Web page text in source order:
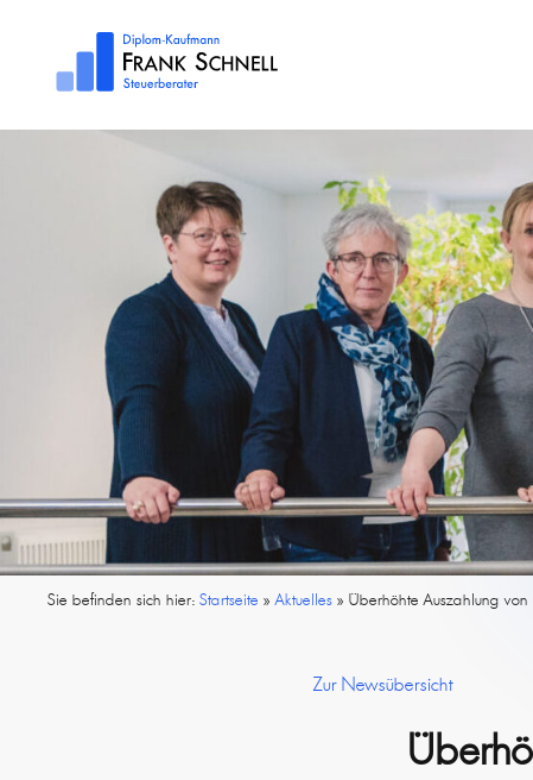
Sie befinden sich hier:Startseite »Aktuelles »Überhöhte Auszahlung
Zur Newsübersicht